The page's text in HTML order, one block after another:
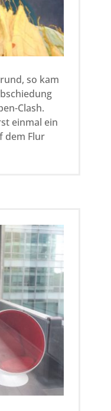
so kam
Clash.
einmal ein
dem Flur